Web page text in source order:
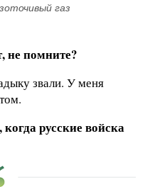
газ
не помните?
звали. У меня
русские войска